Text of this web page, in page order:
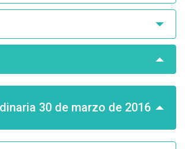
30 de marzo de 2016